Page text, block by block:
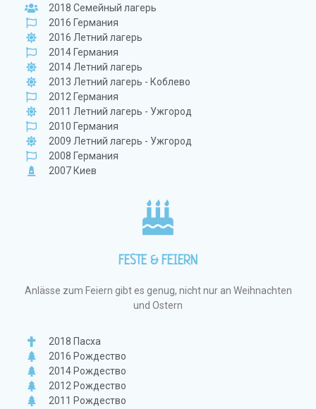
2018 Семейный лагерь
2016 Германия
2016 Летний лагерь
2014 Германия
2014 Летний лагерь
2013 Летний лагерь - Коблево
2012 Германия
2011 Летний лагерь - Ужгород
2010 Германия
2009 Летний лагерь - Ужгород
2008 Германия
2007 Киев
FESTE & FEIERN
Anlässe zum Feiern gibt es genug, nicht nur an Weihnachten
und Ostern
2018 Пасха
2016 Рождество
2014 Рождество
2012 Рождество
2011 Рождество